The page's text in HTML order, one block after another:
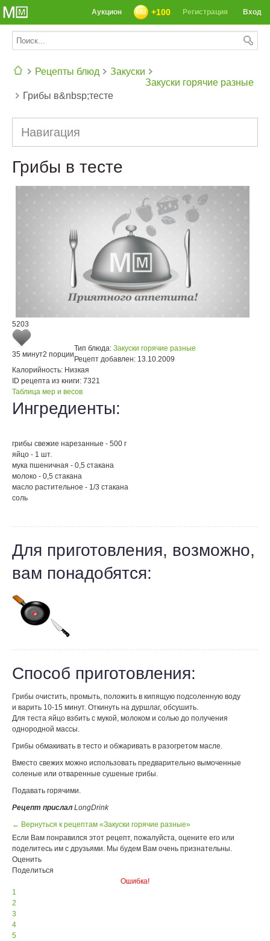
СЕГОДНЯ: 39142 РЕЦЕПТА
Вход
Регистрация
+100
Аукцион
Рецепты блюд
Закуски
Закуски горячие разные
Грибы в&nbsp;тесте
Навигация
Грибы в тесте
5203
35 минут2 порции
Тип блюда: Закуски горячие разные
Рецепт добавлен: 13.10.2009
Калорийность: Низкая
ID рецепта из книги: 7321
Таблица мер и весов
Ингредиенты:
грибы свежие нарезанные - 500 г
яйцо - 1 шт.
мука пшеничная - 0,5 стакана
молоко - 0,5 стакана
масло растительное - 1/3 стакана
соль
Для приготовления, возможно,
вам понадобятся:
Способ приготовления:
Грибы очистить, промыть, положить в кипящую подсоленную воду
и варить 10-15 минут. Откинуть на дуршлаг, обсушить.
Для теста яйцо взбить с мукой, молоком и солью до получения
однородной массы.
Грибы обмакивать в тесто и обжаривать в разогретом масле.
Вместо свежих можно использовать предварительно вымоченные
соленые или отваренные сушеные грибы.
Подавать горячими.
Рецепт прислалLongDrink
← Вернуться к рецептам «Закуски горячие разные»
Если Вам понравился этот рецепт, пожалуйста, оцените его или
поделитесь им с друзьями. Мы будем Вам очень признательны.
Оценить
Поделиться
Ошибка!
1
2
3
4
5